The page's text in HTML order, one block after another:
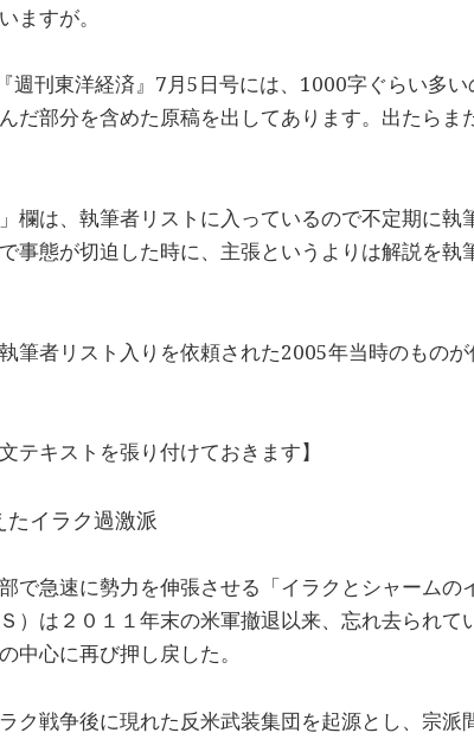
ますが。
週刊東洋経済』7月5日号には、1000字ぐらい多
だ部分を含めた原稿を出してあります。出たらま
欄は、執筆者リストに入っているので不定期に執
事態が切迫した時に、主張というよりは解説を執
執筆者リスト入りを依頼された2005年当時のもの
テキストを張り付けておきます】
たイラク過激派
で急速に勢力を伸張させる「イラクとシャームの
）は２０１１年末の米軍撤退以来、忘れ去られて
中心に再び押し戻した。
ク戦争後に現れた反米武装集団を起源とし、宗派